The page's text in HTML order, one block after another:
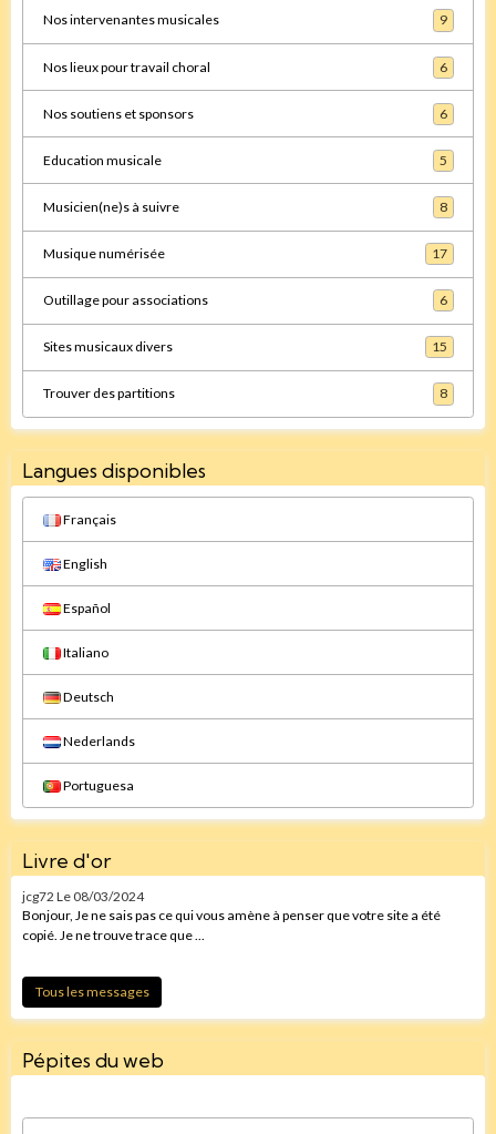
Nos intervenantes musicales 9
Nos lieux pour travail choral 6
Nos soutiens et sponsors 6
Education musicale 5
Musicien(ne)s à suivre 8
Musique numérisée 17
Outillage pour associations 6
Sites musicaux divers 15
Trouver des partitions 8
Langues disponibles
Français
English
Español
Italiano
Deutsch
Nederlands
Portuguesa
Livre d'or
jcg72 Le 08/03/2024
Bonjour, Je ne sais pas ce qui vous amène à penser que votre site a été
copié. Je ne trouve trace que ...
Tous les messages
Pépites du web